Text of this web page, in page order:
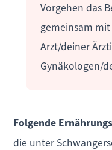
Vorgehen das
gemeinsam
Arzt/deiner
Gynäkologen/
Folgende
die unter